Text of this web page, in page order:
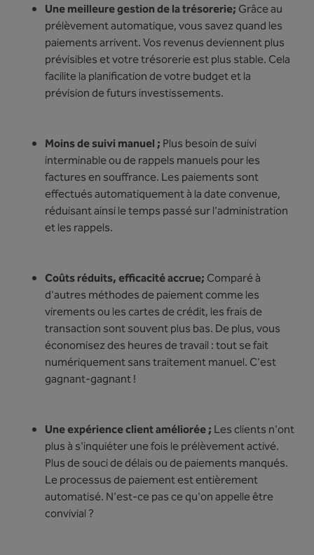
Une meilleure gestion de la trésorerie; Grâce au
prélèvement automatique, vous savez quand les
paiements arrivent. Vos revenus deviennent plus
prévisibles et votre trésorerie est plus stable. Cela
facilite la planification de votre budget et la
prévision de futurs investissements.
Moins de suivi manuel ; Plus besoin de suivi
interminable ou de rappels manuels pour les
factures en souffrance. Les paiements sont
effectués automatiquement à la date convenue,
réduisant ainsi le temps passé sur l'administration
et les rappels.
Coûts réduits, efficacité accrue; Comparé à
d'autres méthodes de paiement comme les
virements ou les cartes de crédit, les frais de
transaction sont souvent plus bas. De plus, vous
économisez des heures de travail : tout se fait
numériquement sans traitement manuel. C'est
gagnant-gagnant !
Une expérience client améliorée ; Les clients n'ont
plus à s'inquiéter une fois le prélèvement activé.
Plus de souci de délais ou de paiements manqués.
Le processus de paiement est entièrement
automatisé. N'est-ce pas ce qu'on appelle être
convivial ?